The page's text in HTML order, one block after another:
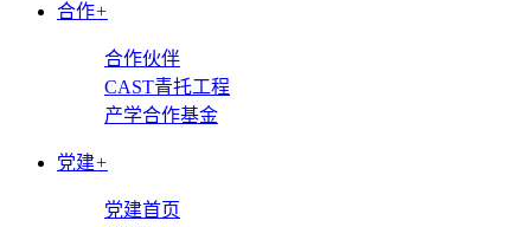
合作+
合作伙伴
CAST青托工程
产学合作基金
党建+
党建首页